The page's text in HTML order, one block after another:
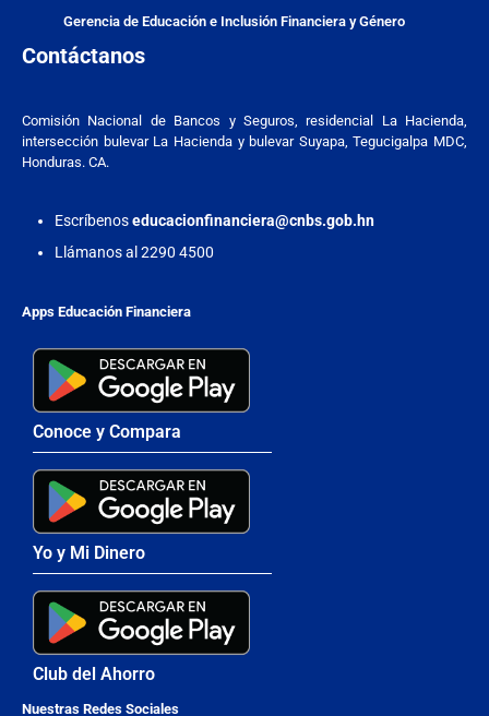
Gerencia de Educación e Inclusión Financiera y Género
Contáctanos
Comisión Nacional de Bancos y Seguros, residencial La Hacienda,
intersección bulevar La Hacienda y bulevar Suyapa, Tegucigalpa MDC,
Honduras. CA.
Escríbenoseducacionfinanciera@cnbs.gob.hn
Llámanos al 2290 4500
Apps Educación Financiera
Conoce y Compara
Yo y Mi Dinero
Club del Ahorro
Nuestras Redes Sociales